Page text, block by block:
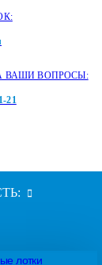
ВАШИ ВОПРОСЫ:
21
лотки